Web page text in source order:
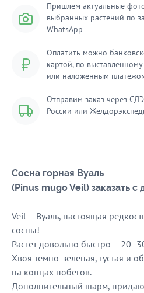
Пришлем актуальные
выбранных растений по
WhatsApp
Отправим заказ через
России или
Оплатить можно
картой, по выставленному
или наложенным
Сосна горная Вуаль
(Pinus mugo Veil) заказать
Veil – Вуаль, настоящая
сосны!
Растет довольно быстро – 20 -
Хвоя темно-зеленая, густая и
на концах побегов.
Дополнительный шарм,